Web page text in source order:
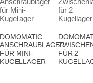
DOMOMATIC
ANSCHRAUBLAGER
FÜR MINI-
KUGELLAGER
FÜR 2